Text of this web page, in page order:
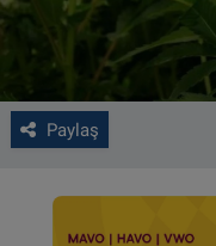
Paylaş
CONTACT
Çerez Politikası